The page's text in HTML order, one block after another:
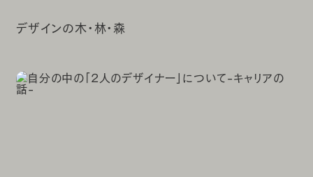
デザインの木・林・森